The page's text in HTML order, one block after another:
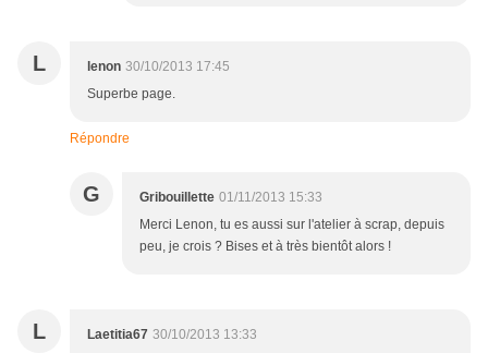
L lenon 30/10/2013 17:45
Superbe page.
Répondre
G Gribouillette 01/11/2013 15:33
Merci Lenon, tu es aussi sur l'atelier à scrap, depuis
peu, je crois ? Bises et à très bientôt alors !
L Laetitia67 30/10/2013 13:33